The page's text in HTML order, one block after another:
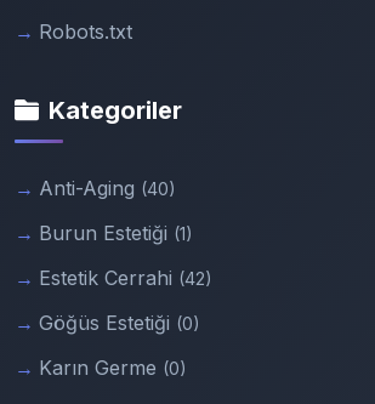
Robots.txt
Kategoriler
Anti-Aging (40)
Burun Estetiği (1)
Estetik Cerrahi (42)
Göğüs Estetiği (0)
Karın Germe (0)